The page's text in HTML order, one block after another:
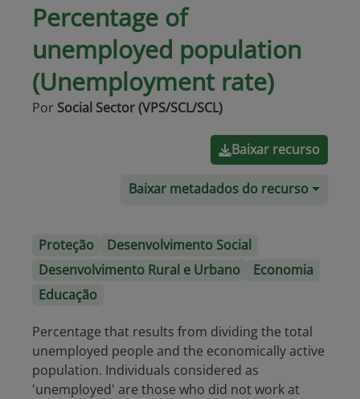
Percentage of
unemployed population
(Unemployment rate)
Por Social Sector (VPS/SCL/SCL)
Baixar recurso
Baixar metadados do recurso
Proteção
Desenvolvimento Social
Desenvolvimento Rural e Urbano
Economia
Educação
Percentage that results from dividing the total
unemployed people and the economically active
population. Individuals considered as
'unemployed' are those who did not work at